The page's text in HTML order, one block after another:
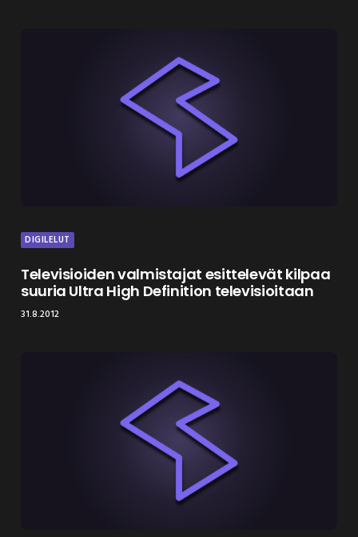
DIGILELUT
Televisioiden valmistajat esittelevät kilpaa
suuria Ultra High Definition televisioitaan
31.8.2012